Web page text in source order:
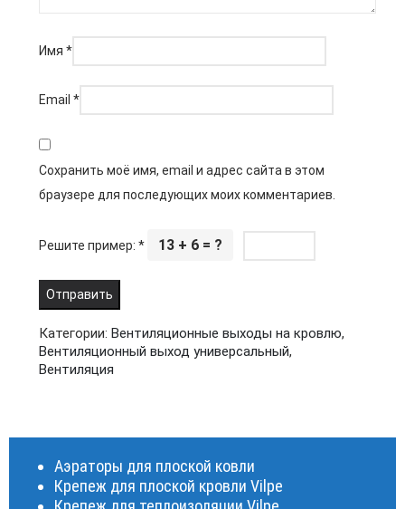
Имя *
Email *
Сохранить моё имя, email и адрес сайта в этом
браузере для последующих моих комментариев.
Решите пример: * 13 + 6 = ?
Категории: Вентиляционные выходы на кровлю,
Вентиляционный выход универсальный,
Вентиляция
Аэраторы для плоской ковли
Крепеж для плоской кровли Vilpe